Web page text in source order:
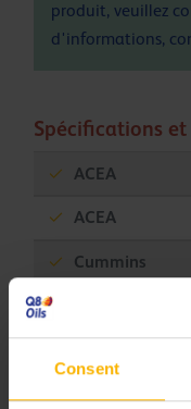
Consent
produit, veuillez
d'informations,
Spécifications
ACEA
ACEA
Cummins
Deutz